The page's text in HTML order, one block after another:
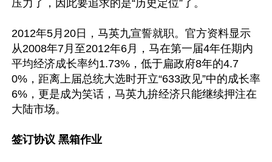
压力了，因此要追求的是“历史定位”了。
2012年5月20日，马英九宣誓就职。官方资料显示
从2008年7月至2012年6月，马在第一届4年任期内
平均经济成长率约1.73%，低于扁政府8年的4.7
0%，距离上届总统大选时开立“633政见”中的成长率
6%，更是成为笑话，马英九拚经济只能继续押注在
大陆市场。
签订协议 黑箱作业